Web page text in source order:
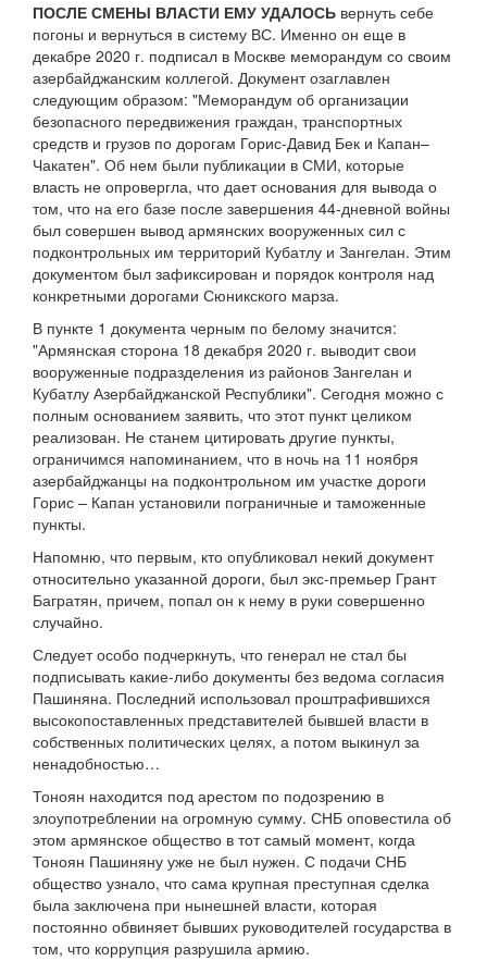
ПОСЛЕ СМЕНЫ ВЛАСТИ ЕМУ УДАЛОСЬ вернуть себе
погоны и вернуться в систему ВС. Именно он еще в
декабре 2020 г. подписал в Москве меморандум со своим
азербайджанским коллегой. Документ озаглавлен
следующим образом: "Меморандум об организации
безопасного передвижения граждан, транспортных
средств и грузов по дорогам Горис-Давид Бек и Капан–
Чакатен". Об нем были публикации в СМИ, которые
власть не опровергла, что дает основания для вывода о
том, что на его базе после завершения 44-дневной войны
был совершен вывод армянских вооруженных сил с
подконтрольных им территорий Кубатлу и Зангелан. Этим
документом был зафиксирован и порядок контроля над
конкретными дорогами Сюникского марза.
В пункте 1 документа черным по белому значится:
"Армянская сторона 18 декабря 2020 г. выводит свои
вооруженные подразделения из районов Зангелан и
Кубатлу Азербайджанской Республики". Сегодня можно с
полным основанием заявить, что этот пункт целиком
реализован. Не станем цитировать другие пункты,
ограничимся напоминанием, что в ночь на 11 ноября
азербайджанцы на подконтрольном им участке дороги
Горис – Капан установили пограничные и таможенные
пункты.
Напомню, что первым, кто опубликовал некий документ
относительно указанной дороги, был экс-премьер Грант
Багратян, причем, попал он к нему в руки совершенно
случайно.
Следует особо подчеркнуть, что генерал не стал бы
подписывать какие-либо документы без ведома согласия
Пашиняна. Последний использовал проштрафившихся
высокопоставленных представителей бывшей власти в
собственных политических целях, а потом выкинул за
ненадобностью…
Тоноян находится под арестом по подозрению в
злоупотреблении на огромную сумму. СНБ оповестила об
этом армянское общество в тот самый момент, когда
Тоноян Пашиняну уже не был нужен. С подачи СНБ
общество узнало, что сама крупная преступная сделка
была заключена при нынешней власти, которая
постоянно обвиняет бывших руководителей государства в
том, что коррупция разрушила армию.